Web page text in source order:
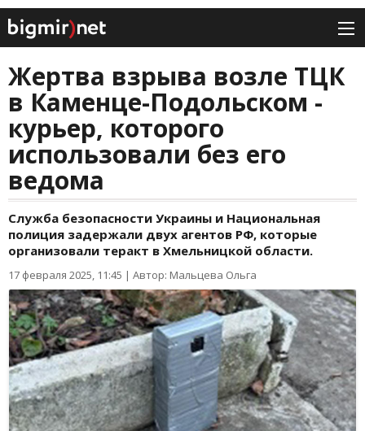
Жертва взрыва возле ТЦК
в Каменце-Подольском -
курьер, которого
использовали без его
ведома
Служба безопасности Украины и Национальная
полиция задержали двух агентов РФ, которые
организовали теракт в Хмельницкой области.
17 февраля 2025, 11:45 | Автор: Мальцева Ольга